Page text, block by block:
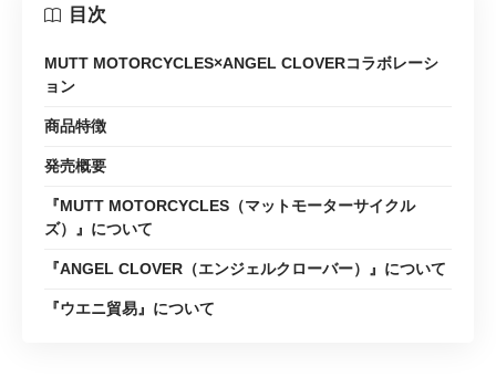
目次
MUTT MOTORCYCLES×ANGEL CLOVERコラボレーシ
ョン
商品特徴
発売概要
『MUTT MOTORCYCLES（マットモーターサイクル
ズ）』について
『ANGEL CLOVER（エンジェルクローバー）』について
『ウエニ貿易』について